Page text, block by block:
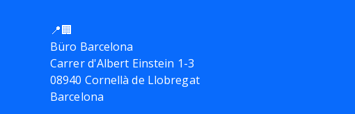
📍🏢
Büro Barcelona
Carrer d'Albert Einstein 1-3
08940 Cornellà de Llobregat
Barcelona